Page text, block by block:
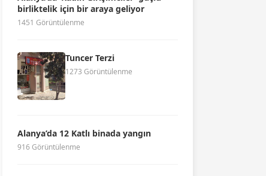
birliktelik için bir araya geliyor
1451 Görüntülenme
Tuncer Terzi
1273 Görüntülenme
Alanya’da 12 Katlı binada yangın
916 Görüntülenme